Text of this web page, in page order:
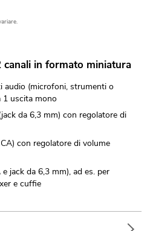
in formato miniatura
audio (microfoni, strumenti o
1 uscita mono
da 6,3 mm) con regolatore di
con regolatore di volume
jack da 6,3 mm), ad es. per
e cuffie